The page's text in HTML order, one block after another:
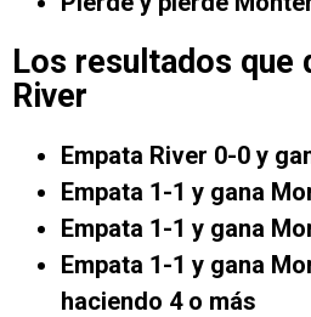
Los resultados que
River
Empata River 0-0 y
Empata 1-1 y gana
Empata 1-1 y gana
Empata 1-1 y gana
haciendo 4 o más